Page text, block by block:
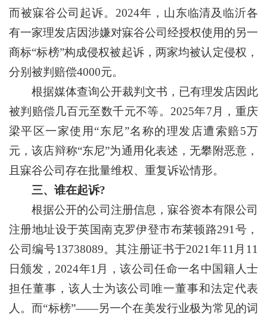
而被寐谷公司起诉。2024年，山东临清及临沂各
有一家理发店因涉嫌对寐谷公司经授权使用的另一
商标“标榜”构成侵权被起诉，两家均被认定侵权，
分别被判赔偿4000元。
根据媒体查询公开裁判文书，已有理发店因此
被判赔偿几百元至数千元不等。2025年7月，重庆
梁平区一家使用“东尼”名称的理发店遭索赔5万
元，该店辩称“东尼”为通用化表述，无攀附恶意，
且寐谷公司存在批量维权、重复诉讼情形。
三、谁在起诉?
根据公开的公司注册信息，寐谷资本有限公司
注册地址设于英国南克罗伊登市布莱顿路291号，
公司编号13738089。其注册证书于2021年11月11
日颁发，2024年1月，该公司任命一名中国籍人士
担任董事，该人士为该公司唯一董事和法定代表
人。而“标榜”——另一个在美发行业极为常见的词